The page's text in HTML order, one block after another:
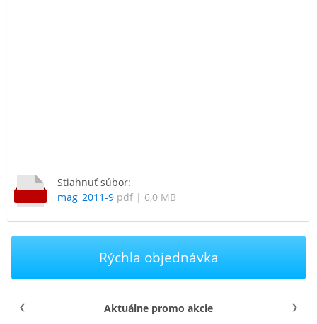
Stiahnuť súbor:
mag_2011-9 pdf | 6,0 MB
Rýchla objednávka
Aktuálne promo akcie